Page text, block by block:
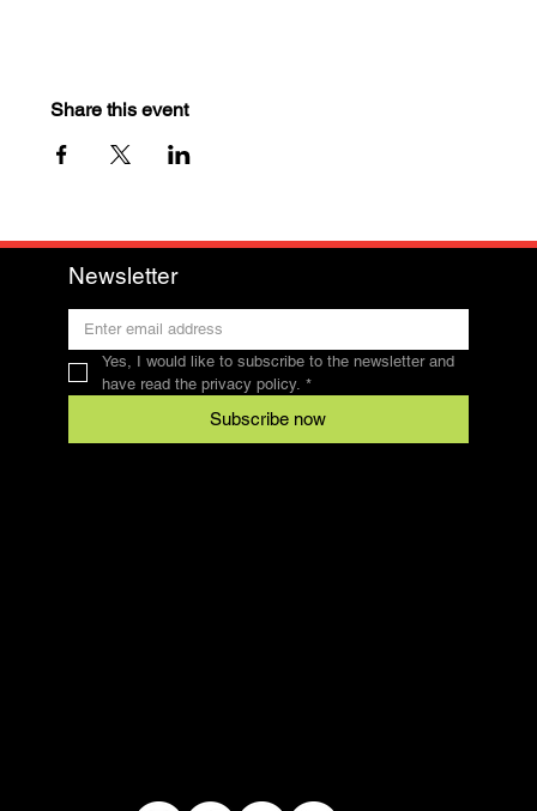
Share this event
Newsletter
Yes, I would like to subscribe to the newsletter and
have read the privacy policy. *
Subscribe now